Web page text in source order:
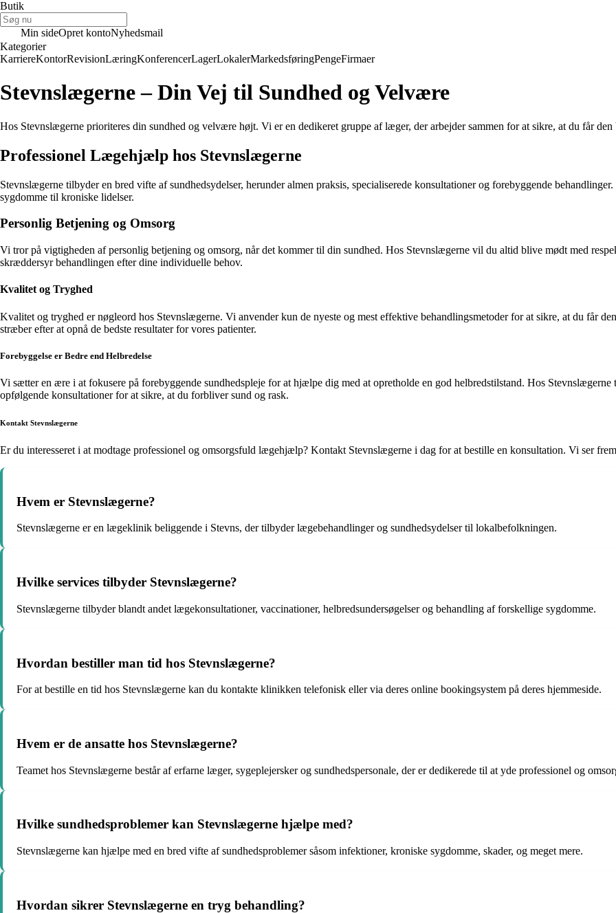
Butik
Min sideOpret kontoNyhedsmail
Kategorier
KarriereKontorRevisionLæringKonferencerLagerLokalerMarkedsføringPengeFirmaer
Stevnslægerne – Din Vej til Sundhed og Velvære
Hos Stevnslægerne prioriteres din sundhed og velvære højt. Vi er en dedikeret gruppe af læger, der arbejder sammen for at sikre, at du får
Professionel Lægehjælp hos Stevnslægerne
Stevnslægerne tilbyder en bred vifte af sundhedsydelser, herunder almen praksis, specialiserede konsultationer og forebyggende
sygdomme til kroniske lidelser.
Personlig Betjening og Omsorg
Vi tror på vigtigheden af personlig betjening og omsorg, når det kommer til din sundhed. Hos Stevnslægerne vil du altid blive mødt med
skræddersyr behandlingen efter dine individuelle behov.
Kvalitet og Tryghed
Kvalitet og tryghed er nøgleord hos Stevnslægerne. Vi anvender kun de nyeste og mest effektive behandlingsmetoder for at sikre, at du får
stræber efter at opnå de bedste resultater for vores patienter.
Forebyggelse er Bedre end Helbredelse
Vi sætter en ære i at fokusere på forebyggende sundhedspleje for at hjælpe dig med at opretholde en god helbredstilstand. Hos
opfølgende konsultationer for at sikre, at du forbliver sund og rask.
Kontakt Stevnslægerne
Er du interesseret i at modtage professionel og omsorgsfuld lægehjælp? Kontakt Stevnslægerne i dag for at bestille en konsultation. Vi ser
Hvem er Stevnslægerne?
Stevnslægerne er en lægeklinik beliggende i Stevns, der tilbyder lægebehandlinger og sundhedsydelser til lokalbefolkningen.
Hvilke services tilbyder Stevnslægerne?
Stevnslægerne tilbyder blandt andet lægekonsultationer, vaccinationer, helbredsundersøgelser og behandling af forskellige sygdomme.
Hvordan bestiller man tid hos Stevnslægerne?
For at bestille en tid hos Stevnslægerne kan du kontakte klinikken telefonisk eller via deres online bookingsystem på deres hjemmeside.
Hvem er de ansatte hos Stevnslægerne?
Teamet hos Stevnslægerne består af erfarne læger, sygeplejersker og sundhedspersonale, der er dedikerede til at yde professionel og
Hvilke sundhedsproblemer kan Stevnslægerne hjælpe med?
Stevnslægerne kan hjælpe med en bred vifte af sundhedsproblemer såsom infektioner, kroniske sygdomme, skader, og meget mere.
Hvordan sikrer Stevnslægerne en tryg behandling?